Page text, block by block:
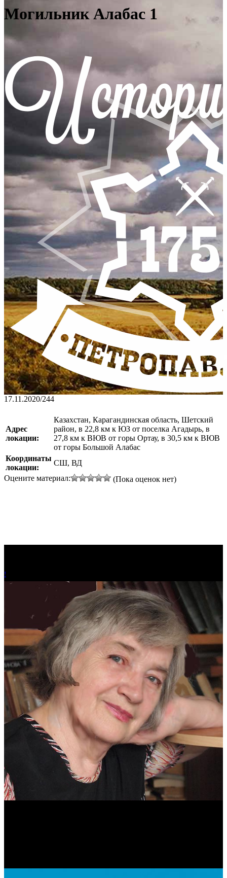
Могильник Алабас 1
17.11.2020/244
Адрес
локации:
Казахстан, Карагандинская область, Шетский
район, в 22,8 км к ЮЗ от поселка Агадырь, в
27,8 км к ВЮВ от горы Ортау, в 30,5 км к ВЮВ
от горы Большой Алабас
Координаты
локации:
СШ, ВД
Оцените материал:
(Пока оценок нет)
!